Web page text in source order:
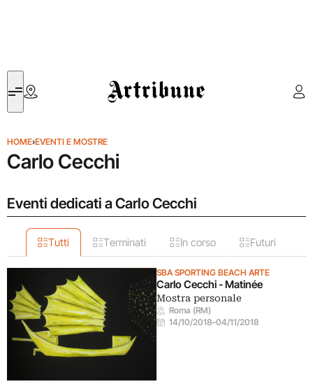
Artribune
HOME›EVENTI E MOSTRE
Carlo Cecchi
Eventi dedicati a Carlo Cecchi
Tutti Terminati In corso Futuri
SBA SPORTING BEACH ARTE
Carlo Cecchi - Matinée
Mostra personale
Roma (RM)
14/10/2018–04/11/2018